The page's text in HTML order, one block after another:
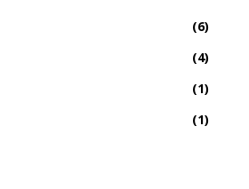
(6)
(4)
(1)
(1)